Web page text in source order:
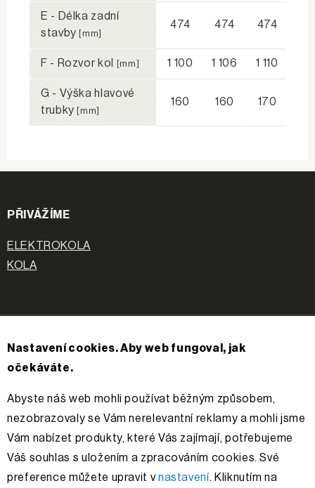
E - Délka zadní
stavby [mm]
474 474 474
F - Rozvor kol [mm] 1 100 1 106 1 110
G - Výška hlavové
trubky [mm]
160 160 170
PŘIVÁŽÍME
ELEKTROKOLA
KOLA
APACHE
O nás
Příběh
Sledujte nás
Nastavení cookies. Aby web fungoval, jak
očekáváte.
Abyste náš web mohli používat běžným způsobem,
nezobrazovaly se Vám nerelevantní reklamy a mohli jsme
Vám nabízet produkty, které Vás zajímají, potřebujeme
Váš souhlas s uložením a zpracováním cookies. Své
preference můžete upravit vnastavení. Kliknutím na